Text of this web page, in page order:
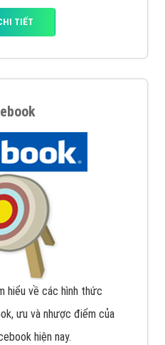
TIẾT
hiểu về các hình thức
ưu và nhược điểm của
hiện nay.